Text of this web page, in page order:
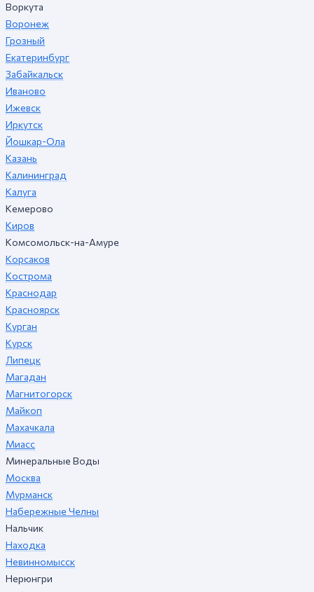
Воркута
Воронеж
Грозный
Екатеринбург
Забайкальск
Иваново
Ижевск
Иркутск
Йошкар-Ола
Казань
Калининград
Калуга
Кемерово
Киров
Комсомольск-на-Амуре
Корсаков
Кострома
Краснодар
Красноярск
Курган
Курск
Липецк
Магадан
Магнитогорск
Майкоп
Махачкала
Миасс
Минеральные Воды
Москва
Мурманск
Набережные Челны
Нальчик
Находка
Невинномысск
Нерюнгри